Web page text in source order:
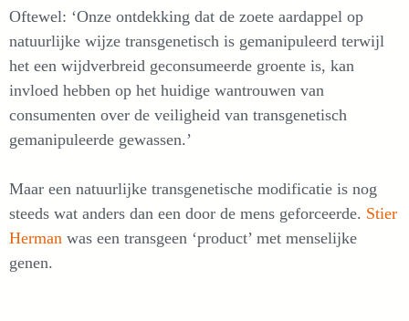
Oftewel: ‘Onze ontdekking dat de zoete aardappel op
natuurlijke wijze transgenetisch is gemanipuleerd terwijl
het een wijdverbreid geconsumeerde groente is, kan
invloed hebben op het huidige wantrouwen van
consumenten over de veiligheid van transgenetisch
gemanipuleerde gewassen.’
Maar een natuurlijke transgenetische modificatie is nog
steeds wat anders dan een door de mens geforceerde. Stier
Herman was een transgeen ‘product’ met menselijke
genen.